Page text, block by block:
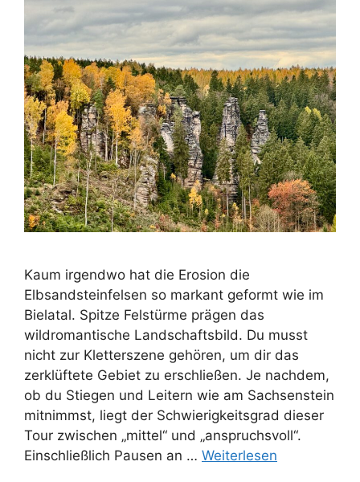
Kaum irgendwo hat die Erosion die
Elbsandsteinfelsen so markant geformt wie im
Bielatal. Spitze Felstürme prägen das
wildromantische Landschaftsbild. Du musst
nicht zur Kletterszene gehören, um dir das
zerklüftete Gebiet zu erschließen. Je nachdem,
ob du Stiegen und Leitern wie am Sachsenstein
mitnimmst, liegt der Schwierigkeitsgrad dieser
Tour zwischen „mittel“ und „anspruchsvoll“.
Einschließlich Pausen an … Weiterlesen